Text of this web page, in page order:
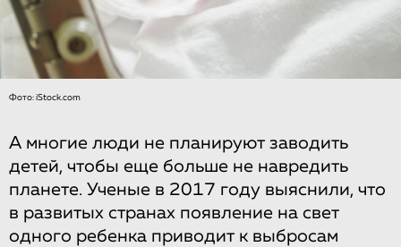
Фото: iStock.com
А многие люди не планируют заводить
детей, чтобы еще больше не навредить
планете. Ученые в 2017 году выяснили, что
в развитых странах появление на свет
одного ребенка приводит к выбросам